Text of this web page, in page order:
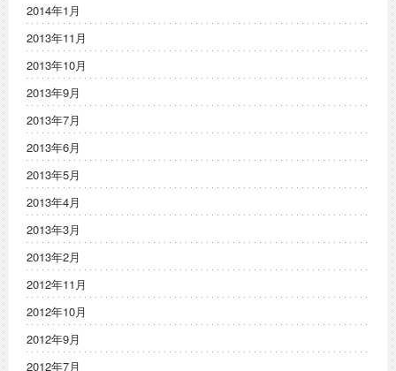
2014年1月
2013年11月
2013年10月
2013年9月
2013年7月
2013年6月
2013年5月
2013年4月
2013年3月
2013年2月
2012年11月
2012年10月
2012年9月
2012年7月